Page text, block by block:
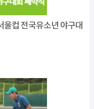
울컵 전국유소년 야구대